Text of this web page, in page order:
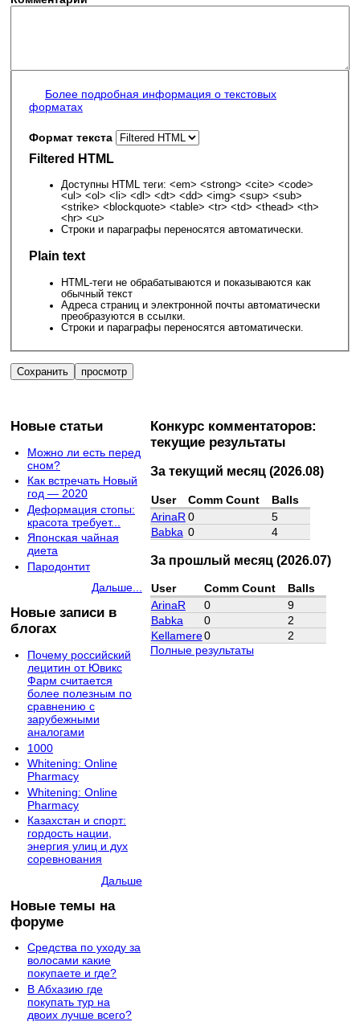
Более подробная информация о текстовых
форматах
Формат текста
Filtered HTML
Доступны HTML теги: <em> <strong> <cite> <code>
<ul> <ol> <li> <dl> <dt> <dd> <img> <sup> <sub>
<strike> <blockquote> <table> <tr> <td> <thead> <th>
<hr> <u>
Строки и параграфы переносятся автоматически.
Plain text
HTML-теги не обрабатываются и показываются как
обычный текст
Адреса страниц и электронной почты автоматически
преобразуются в ссылки.
Строки и параграфы переносятся автоматически.
Новые статьи
Можно ли есть перед
сном?
Как встречать Новый
год — 2020
Деформация стопы:
красота требует...
Японская чайная
диета
Пародонтит
Дальше...
Новые записи в
блогах
Почему российский
лецитин от Ювикс
Фарм считается
более полезным по
сравнению с
зарубежными
аналогами
1000
Whitening: Online
Pharmacy
Whitening: Online
Pharmacy
Казахстан и спорт:
гордость нации,
энергия улиц и дух
соревнования
Дальше
Новые темы на
форуме
Средства по уходу за
волосами какие
покупаете и где?
В Абхазию где
покупать тур на
двоих лучше всего?
Конкурс комментаторов:
текущие результаты
За текущий месяц (2026.08)
User Comm Count
Balls
ArinaR 0
5
Babka 0 4
За прошлый месяц (2026.07)
User Comm Count
Balls
ArinaR
0
9
Babka
0
2
Kellamere0
2
Полные результаты